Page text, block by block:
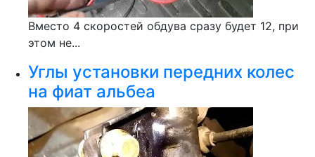
Вместо 4 скоростей обдува сразу будет 12, при
этом не...
Углы установки передних колес
на фиат альбеа